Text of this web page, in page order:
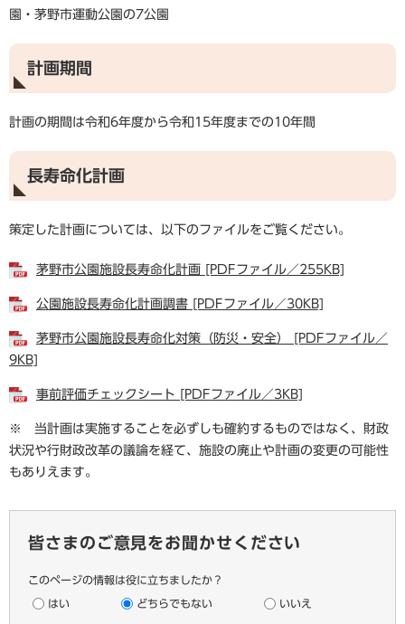
園・茅野市運動公園の7公園
計画期間
計画の期間は令和6年度から令和15年度までの10年間
長寿命化計画
策定した計画については、以下のファイルをご覧ください。
茅野市公園施設長寿命化計画 [PDFファイル／255KB]
公園施設長寿命化計画調書 [PDFファイル／30KB]
茅野市公園施設長寿命化対策（防災・安全） [PDFファイル／
9KB]
事前評価チェックシート [PDFファイル／3KB]
※ 当計画は実施することを必ずしも確約するものではなく、財政
状況や行財政改革の議論を経て、施設の廃止や計画の変更の可能性
もありえます。
皆さまのご意見をお聞かせください
このページの情報は役に立ちましたか？
はい どちらでもない いいえ